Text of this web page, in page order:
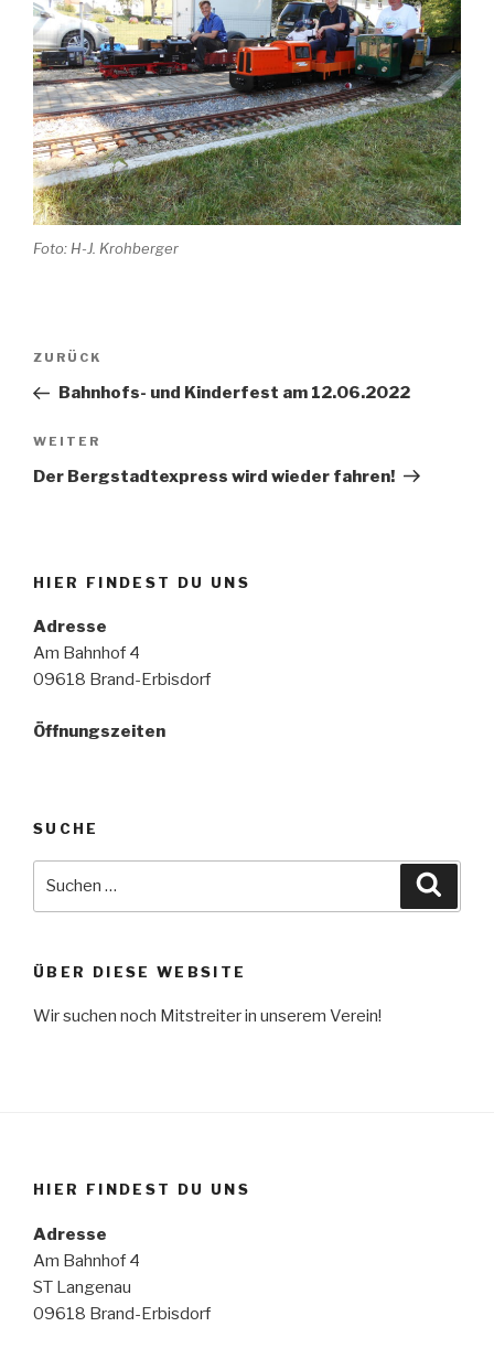
Foto: H-J. Krohberger
Beitragsnavigation
Vorheriger
Beitrag
ZURÜCK
Bahnhofs- und Kinderfest am 12.06.2022
Nächster
Beitrag
WEITER
Der Bergstadtexpress wird wieder fahren!
HIER FINDEST DU UNS
Adresse
Am Bahnhof 4
09618 Brand-Erbisdorf
Öffnungszeiten
SUCHE
ÜBER DIESE WEBSITE
Wir suchen noch Mitstreiter in unserem Verein!
HIER FINDEST DU UNS
Adresse
Am Bahnhof 4
ST Langenau
09618 Brand-Erbisdorf